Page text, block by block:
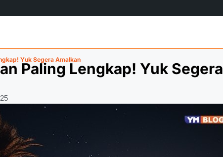
Yuk Segera Amalkan
Paling Lengkap! Yuk Segera